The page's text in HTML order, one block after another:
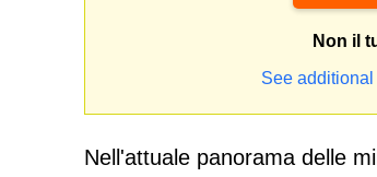
Non il
See
Nell'attuale panorama delle